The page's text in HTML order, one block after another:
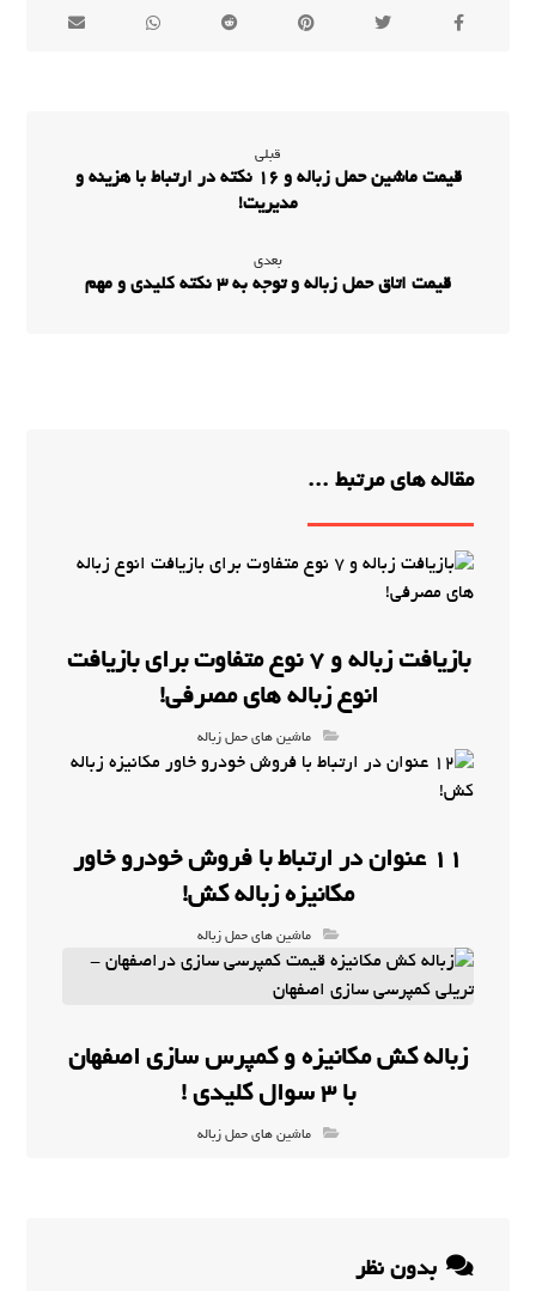
قبلی
قیمت ماشین حمل زباله و 16 نکته در ارتباط با هزینه و
مدیریت!
بعدی
قیمت اتاق حمل زباله و توجه به 3 نکته کلیدی و مهم
مقاله های مرتبط ...
بازیافت زباله و 7 نوع متفاوت برای بازیافت
انوع زباله های مصرفی!
ماشین های حمل زباله
11 عنوان در ارتباط با فروش خودرو خاور
مکانیزه زباله کش!
ماشین های حمل زباله
زباله کش مکانیزه و کمپرس سازی اصفهان
با 3 سوال کلیدی !
ماشین های حمل زباله
بدون نظر